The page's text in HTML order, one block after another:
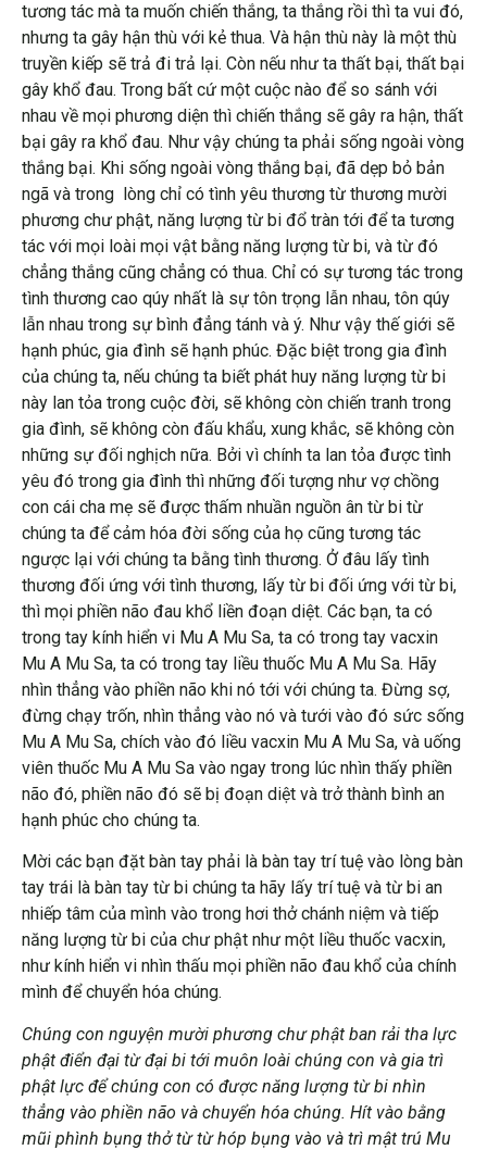
tương tác mà ta muốn chiến thắng, ta thắng rồi thì ta vui đó,
nhưng ta gây hận thù với kẻ thua. Và hận thù này là một thù
truyền kiếp sẽ trả đi trả lại. Còn nếu như ta thất bại, thất bại
gây khổ đau. Trong bất cứ một cuộc nào để so sánh với
nhau về mọi phương diện thì chiến thắng sẽ gây ra hận, thất
bại gây ra khổ đau. Như vậy chúng ta phải sống ngoài vòng
thắng bại. Khi sống ngoài vòng thắng bại, đã dẹp bỏ bản
ngã và trong lòng chỉ có tình yêu thương từ thương mười
phương chư phật, năng lượng từ bi đổ tràn tới để ta tương
tác với mọi loài mọi vật bằng năng lượng từ bi, và từ đó
chẳng thắng cũng chẳng có thua. Chỉ có sự tương tác trong
tình thương cao qúy nhất là sự tôn trọng lẫn nhau, tôn qúy
lẫn nhau trong sự bình đẳng tánh và ý. Như vậy thế giới sẽ
hạnh phúc, gia đình sẽ hạnh phúc. Đặc biệt trong gia đình
của chúng ta, nếu chúng ta biết phát huy năng lượng từ bi
này lan tỏa trong cuộc đời, sẽ không còn chiến tranh trong
gia đình, sẽ không còn đấu khẩu, xung khắc, sẽ không còn
những sự đối nghịch nữa. Bởi vì chính ta lan tỏa được tình
yêu đó trong gia đình thì những đối tượng như vợ chồng
con cái cha mẹ sẽ được thấm nhuần nguồn ân từ bi từ
chúng ta để cảm hóa đời sống của họ cũng tương tác
ngược lại với chúng ta bằng tình thương. Ở đâu lấy tình
thương đối ứng với tình thương, lấy từ bi đối ứng với từ bi,
thì mọi phiền não đau khổ liền đoạn diệt. Các bạn, ta có
trong tay kính hiển vi Mu A Mu Sa, ta có trong tay vacxin
Mu A Mu Sa, ta có trong tay liều thuốc Mu A Mu Sa. Hãy
nhìn thẳng vào phiền não khi nó tới với chúng ta. Đừng sợ,
đừng chạy trốn, nhìn thẳng vào nó và tưới vào đó sức sống
Mu A Mu Sa, chích vào đó liều vacxin Mu A Mu Sa, và uống
viên thuốc Mu A Mu Sa vào ngay trong lúc nhìn thấy phiền
não đó, phiền não đó sẽ bị đoạn diệt và trở thành bình an
hạnh phúc cho chúng ta.
Mời các bạn đặt bàn tay phải là bàn tay trí tuệ vào lòng bàn
tay trái là bàn tay từ bi chúng ta hãy lấy trí tuệ và từ bi an
nhiếp tâm của mình vào trong hơi thở chánh niệm và tiếp
năng lượng từ bi của chư phật như một liều thuốc vacxin,
như kính hiển vi nhìn thấu mọi phiền não đau khổ của chính
mình để chuyển hóa chúng.
Chúng con nguyện mười phương chư phật ban rải tha lực
phật điển đại từ đại bi tới muôn loài chúng con và gia trì
phật lực để chúng con có được năng lượng từ bi nhìn
thẳng vào phiền não và chuyển hóa chúng. Hít vào bằng
mũi phình bụng thở từ từ hóp bụng vào và trì mật trú Mu